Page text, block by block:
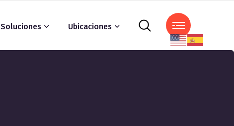
Soluciones Ubicaciones